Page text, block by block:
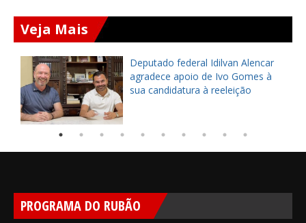
Veja Mais
Deputado federal Idilvan Alencar
agradece apoio de Ivo Gomes à
sua candidatura à reeleição
PROGRAMA DO RUBÃO